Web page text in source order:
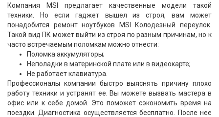
Компания MSI предлагает качественные модели такой
техники. Но если гаджет вышел из строя, вам может
понадобится ремонт ноутбуков MSI Колодезный переулок.
Такой вид ПК может выйти из строя по разным причинам, но к
часто встречаемым поломкам можно отнести:
Поломка аккумуляторы;
Неполадки в материнской плате или в видеокарте;
Не работает клавиатура.
Профессионалы компании быстро выяснять причину плохо
работу техники и устранят ее. Вы можете вызвать мастера в
офис или к себе домой. Это поможет сэкономить время на
поездки. Диагностика осуществляется бесплатно. После нее